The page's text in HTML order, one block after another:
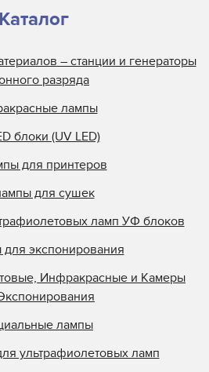
Каталог
– станции и генераторы
разряда
лампы
блоки (UV LED)
для принтеров
для сушек
ламп УФ блоков
экспонирования
Инфракрасные и Камеры
лампы
ультрафиолетовых ламп